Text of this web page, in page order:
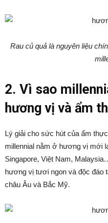
Rau củ quả là nguyên liệu
2. Vì sao
hương vị và ẩm
Lý giải cho sức hút của ẩm
millennial nằm ở hương vị mới
Singapore, Việt Nam,
hương vị tươi ngon và độc đáo
châu Âu và Bắc Mỹ.